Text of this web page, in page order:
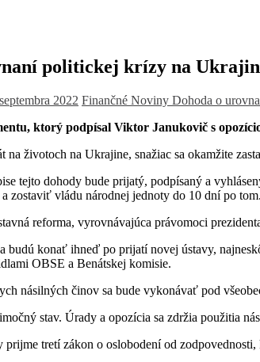
politickej krízy na
2022 Finančné Noviny Dohoda o
ktorý podpísal Viktor Janukovič s
na životoch na Ukrajine, snažiac sa okamžite
tejto dohody bude prijatý, podpísaný a
zostaviť vládu národnej jednoty do 10 dní po tom.
reforma, vyrovnávajúca právomoci
budú konať ihneď po prijatí novej ústavy,
OBSE a Benátskej komisie.
násilných činov sa bude vykonávať pod
stav. Úrady a opozícia sa zdržia použitia
tretí zákon o oslobodení od